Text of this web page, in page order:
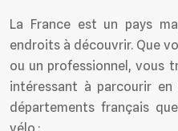
La France est un pays
endroits à découvrir. Que
ou un professionnel, vous
intéressant à parcourir
départements français